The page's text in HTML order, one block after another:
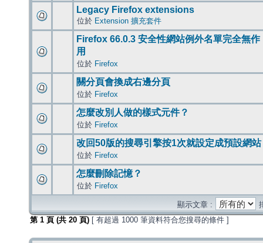
Legacy Firefox extensions
位於 Extension 擴充套件
Firefox 66.0.3 安全性網站例外名單完全無作
用
位於 Firefox
關分頁會換成右邊分頁
位於 Firefox
怎麼改別人做的樣式元件？
位於 Firefox
改回50版的搜尋引擎按1次就設定成預設網站
位於 Firefox
怎麼刪除記憶？
位於 Firefox
顯示文章 :
第 1 頁 (共 20 頁) [ 有超過 1000 筆資料符合您搜尋的條件 ]